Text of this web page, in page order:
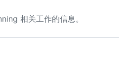
相关工作的信息。